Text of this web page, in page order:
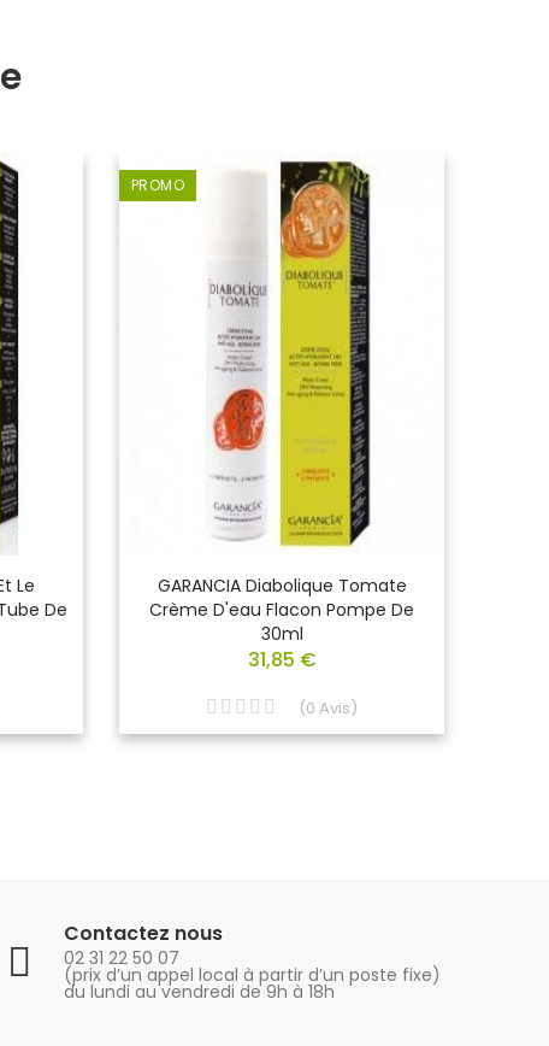
Le
De
PROMO
GARANCIA Diabolique Tomate
Crème D'eau Flacon Pompe De
30ml
31,85 €
(0 Avis)
Contactez nous
02 31 22 50 07
(prix d’un appel local à partir d’un poste fixe)
du lundi au vendredi de 9h à 18h